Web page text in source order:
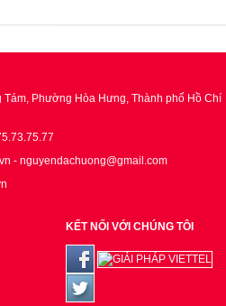
Phường Hòa Hưng, Thành phố Hồ Chí
- nguyendachuong@gmail.com
KẾT NỐI VỚI CHÚNG TÔI